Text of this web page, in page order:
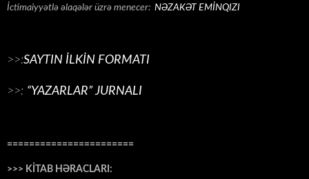
İctimaiyyətlə əlaqələr üzrə menecer: NƏZAKƏT EMİNQIZI
>>:SAYTIN İLKİN FORMATI
>>: “YAZARLAR” JURNALI
=======================
>>> KİTAB HƏRACLARI: